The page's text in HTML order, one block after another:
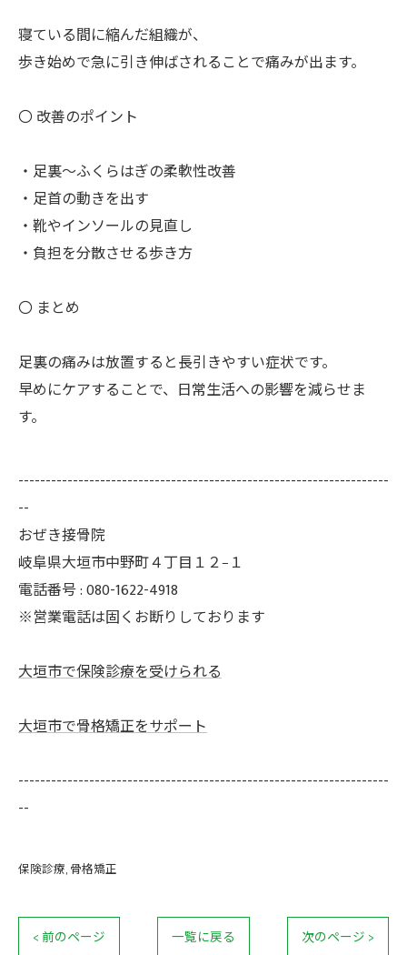
寝ている間に縮んだ組織が、
歩き始めで急に引き伸ばされることで痛みが出ます。
〇 改善のポイント
・足裏～ふくらはぎの柔軟性改善
・足首の動きを出す
・靴やインソールの見直し
・負担を分散させる歩き方
〇 まとめ
足裏の痛みは放置すると長引きやすい症状です。
早めにケアすることで、日常生活への影響を減らせま
す。
--------------------------------------------------------------------
--
おぜき接骨院
岐阜県大垣市中野町４丁目１２−１
電話番号 : 080-1622-4918
※営業電話は固くお断りしております
大垣市で保険診療を受けられる
大垣市で骨格矯正をサポート
--------------------------------------------------------------------
--
保険診療 骨格矯正
< 前のページ 一覧に戻る 次のページ >